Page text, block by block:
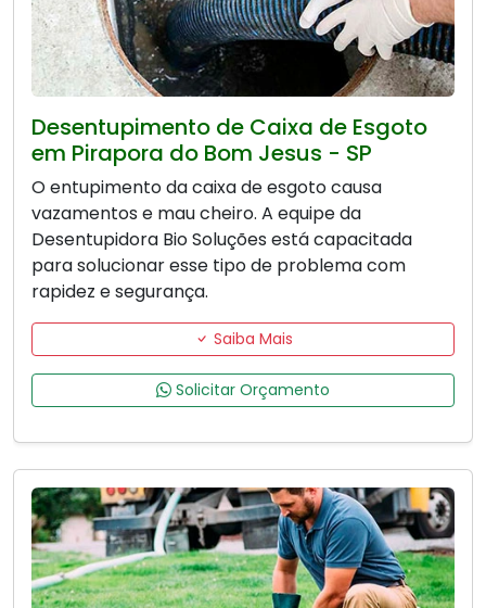
Desentupimento de Caixa de Esgoto
em Pirapora do Bom Jesus - SP
O entupimento da caixa de esgoto causa
vazamentos e mau cheiro. A equipe da
Desentupidora Bio Soluções está capacitada
para solucionar esse tipo de problema com
rapidez e segurança.
Saiba Mais
Solicitar Orçamento